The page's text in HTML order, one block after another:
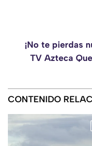
¡No te pierdas
TV Azteca
CONTENIDO